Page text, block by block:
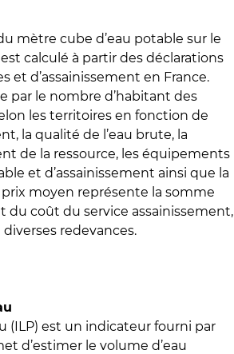
mètre cube d’eau potable sur le
calculé à partir des déclarations
et d’assainissement en France.
par le nombre d’habitant des
les territoires en fonction de
la qualité de l’eau brute, la
de la ressource, les équipements
et d’assainissement ainsi que la
moyen représente la somme
du coût du service assainissement,
redevances.
(ILP) est un indicateur fourni par
d’estimer le volume d’eau